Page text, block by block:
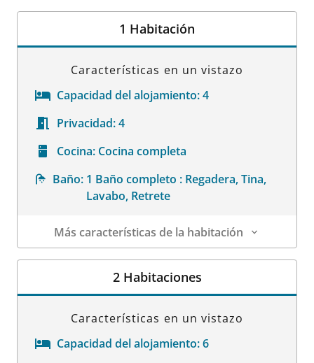
1 Habitación
Características en un vistazo
Capacidad del alojamiento:4
Privacidad:4
Cocina: Cocina completa
Baño: 1 Baño completo : Regadera, Tina,
Lavabo, Retrete
Más características de la habitación
Datos de la habitación
2 Habitaciones
Características en un vistazo
Capacidad del alojamiento:6